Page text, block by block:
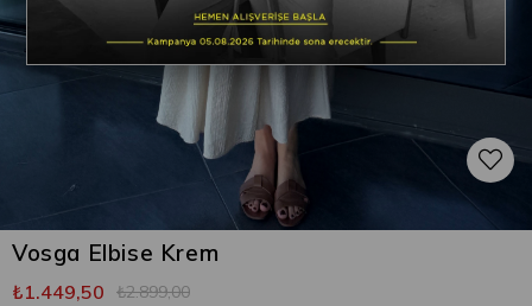
Vosga Elbise Krem
₺2.899,00
₺1.449,50